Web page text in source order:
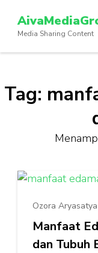
konten
(Tekan
Media Sharing Content
Tag:
Ozora Aryasatya
Manfaat
dan Tubuh